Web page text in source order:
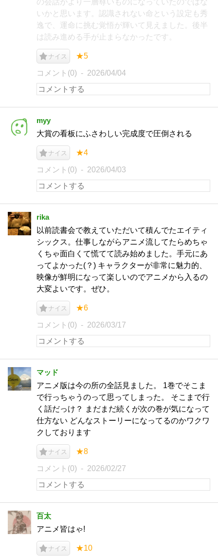
の会話がより一層尊いものになっていたのではな
いかと思います。認識されない命という設定も秀
逸で、運命に挑む覚悟が輝いて見えました。後半
は読み進める手が止まらなかったです。
ナイス ★5
コメント(0) 2026/04/04
myy
大賞の看板にふさわしい完成度で圧倒される
ナイス ★4
コメント(0) 2026/04/03
rika
以前読書会で教えていただいて積んでたエイティ
シックス。仕事しながらアニメ流してたらめちゃ
くちゃ面白くて慌てて読み始めました。手元にあ
ってよかった(？) キャラクターが非常に魅力的、
映像が鮮明になって楽しいのでアニメから入るの
大変よいです。ぜひ。
ナイス ★6
コメント(0) 2026/03/17
マッド
アニメ版は今の所の全話見ました。 1巻でそこま
で行っちゃうのって思ってしまった。 そこまで行
く話だっけ？ まだまだ続くが次の巻が気になって
仕方ない どんなストーリーになってるのかワクワ
クしております
ナイス ★8
コメント(0) 2026/02/27
百太
アニメ皆はゃ!
ナイス ★10